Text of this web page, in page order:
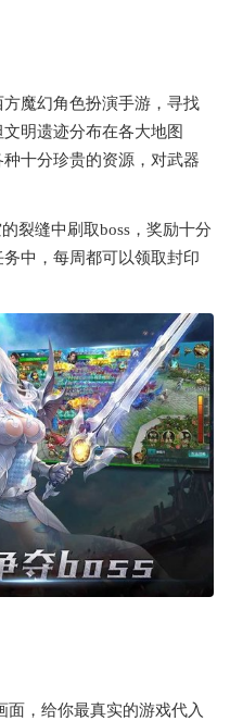
方魔幻角色扮演手游，寻找
明遗迹分布在各大地图
十分珍贵的资源，对武器
裂缝中刷取boss，奖励十分
中，每周都可以领取封印
，给你最真实的游戏代入